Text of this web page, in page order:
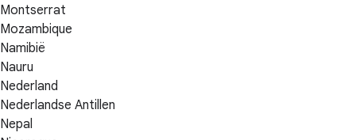
Montserrat
Mozambique
Namibië
Nauru
Nederland
Nederlandse Antillen
Nepal